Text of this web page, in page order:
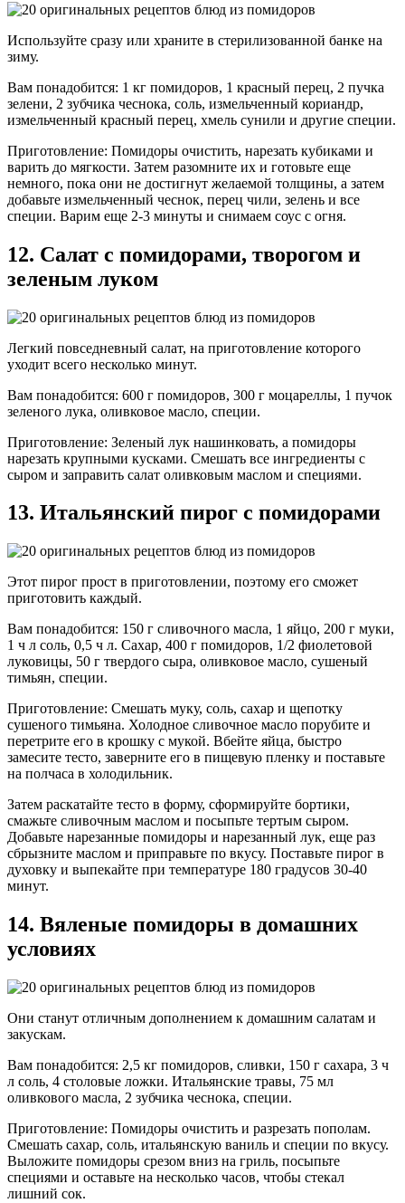
Используйте сразу или храните в стерилизованной банке на
зиму.
Вам понадобится: 1 кг помидоров, 1 красный перец, 2 пучка
зелени, 2 зубчика чеснока, соль, измельченный кориандр,
измельченный красный перец, хмель сунили и другие специи.
Приготовление: Помидоры очистить, нарезать кубиками и
варить до мягкости. Затем разомните их и готовьте еще
немного, пока они не достигнут желаемой толщины, а затем
добавьте измельченный чеснок, перец чили, зелень и все
специи. Варим еще 2-3 минуты и снимаем соус с огня.
12. Салат с помидорами, творогом и
зеленым луком
Легкий повседневный салат, на приготовление которого
уходит всего несколько минут.
Вам понадобится: 600 г помидоров, 300 г моцареллы, 1 пучок
зеленого лука, оливковое масло, специи.
Приготовление: Зеленый лук нашинковать, а помидоры
нарезать крупными кусками. Смешать все ингредиенты с
сыром и заправить салат оливковым маслом и специями.
13. Итальянский пирог с помидорами
Этот пирог прост в приготовлении, поэтому его сможет
приготовить каждый.
Вам понадобится: 150 г сливочного масла, 1 яйцо, 200 г муки,
1 ч л соль, 0,5 ч л. Сахар, 400 г помидоров, 1/2 фиолетовой
луковицы, 50 г твердого сыра, оливковое масло, сушеный
тимьян, специи.
Приготовление: Смешать муку, соль, сахар и щепотку
сушеного тимьяна. Холодное сливочное масло порубите и
перетрите его в крошку с мукой. Вбейте яйца, быстро
замесите тесто, заверните его в пищевую пленку и поставьте
на полчаса в холодильник.
Затем раскатайте тесто в форму, сформируйте бортики,
смажьте сливочным маслом и посыпьте тертым сыром.
Добавьте нарезанные помидоры и нарезанный лук, еще раз
сбрызните маслом и приправьте по вкусу. Поставьте пирог в
духовку и выпекайте при температуре 180 градусов 30-40
минут.
14. Вяленые помидоры в домашних
условиях
Они станут отличным дополнением к домашним салатам и
закускам.
Вам понадобится: 2,5 кг помидоров, сливки, 150 г сахара, 3 ч
л соль, 4 столовые ложки. Итальянские травы, 75 мл
оливкового масла, 2 зубчика чеснока, специи.
Приготовление: Помидоры очистить и разрезать пополам.
Смешать сахар, соль, итальянскую ваниль и специи по вкусу.
Выложите помидоры срезом вниз на гриль, посыпьте
специями и оставьте на несколько часов, чтобы стекал
лишний сок.